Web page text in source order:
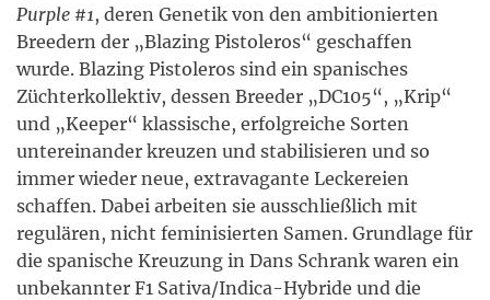
Purple #1, deren Genetik von den ambitionierten
Breedern der „Blazing Pistoleros“ geschaffen
wurde. Blazing Pistoleros sind ein spanisches
Züchterkollektiv, dessen Breeder „DC105“, „Krip“
und „Keeper“ klassische, erfolgreiche Sorten
untereinander kreuzen und stabilisieren und so
immer wieder neue, extravagante Leckereien
schaffen. Dabei arbeiten sie ausschließlich mit
regulären, nicht feminisierten Samen. Grundlage für
die spanische Kreuzung in Dans Schrank waren ein
unbekannter F1 Sativa/Indica-Hybride und die